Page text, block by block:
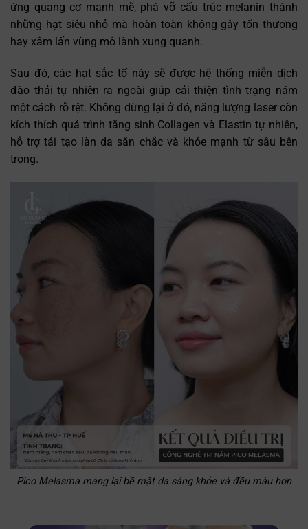
ứng quang cơ mạnh mẽ, phá vỡ cấu trúc melanin thành
những hạt siêu nhỏ mà hoàn toàn không gây tổn thương
hay xâm lấn vùng mô lành xung quanh.
Sau đó, các hạt sắc tố này sẽ được hệ thống miễn dịch
đào thải tự nhiên ra ngoài giúp cải thiện tình trạng nám
một cách rõ rệt. Không dừng lại ở đó, năng lượng laser còn
kích thích quá trình tăng sinh Collagen và Elastin tự nhiên,
hỗ trợ tái tạo làn da săn chắc và khỏe mạnh từ sâu bên
trong.
Pico Melasma mang lại bề mặt da sáng khỏe và đều màu hơn